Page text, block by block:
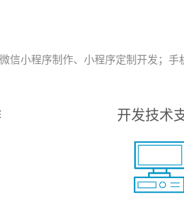
小程序制作、小程序定制开发；手
开发技术